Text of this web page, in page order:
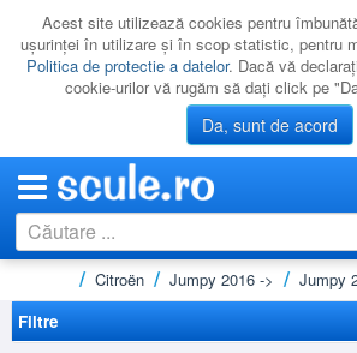
Acest site utilizează cookies pentru
uşurinţei în utilizare şi în scop statistic, pentru
Politica de protectie a datelor. Dacă vă
cookie-urilor vă rugăm să daţi click pe
Da, sunt de acord
CATEGORII
PROMOTII
Citroën Jumpy 2016 ->
Jumpy
Filtre